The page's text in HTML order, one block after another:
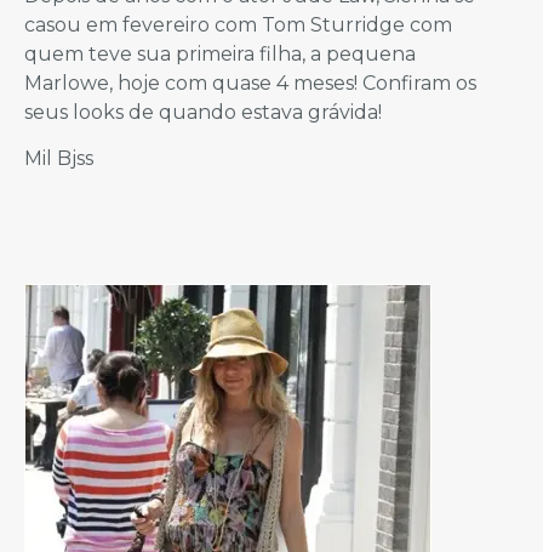
casou em fevereiro com Tom Sturridge com
quem teve sua primeira filha, a pequena
Marlowe, hoje com quase 4 meses! Confiram os
seus looks de quando estava grávida!
Mil Bjss